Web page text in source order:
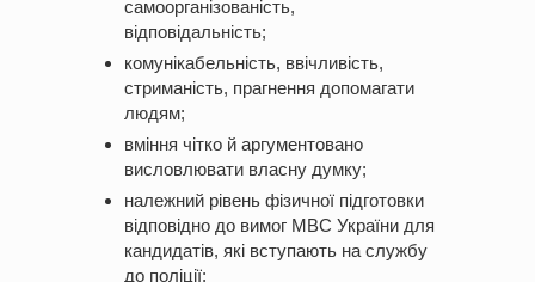
самоорганізованість,
відповідальність;
комунікабельність, ввічливість,
стриманість, прагнення допомагати
людям;
вміння чітко й аргументовано
висловлювати власну думку;
належний рівень фізичної підготовки
відповідно до вимог МВС України для
кандидатів, які вступають на службу
до поліції;